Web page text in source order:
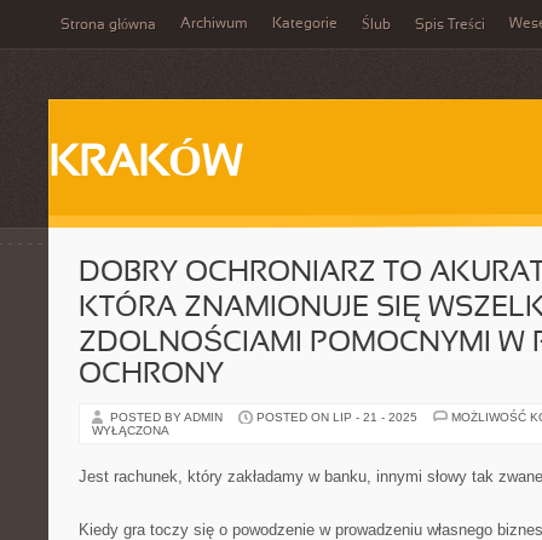
Strona główna Archiwum Kategorie Ślub Spis Treści
KRAKÓW
DOBRY OCHRONIARZ TO
KTÓRA ZNAMIONUJE SIĘ
ZDOLNOŚCIAMI POMOCNYMI W
OCHRONY
POSTED BY ADMIN POSTED ON LIP - 21 - 2025
MOŻLIWOŚĆ
WYŁĄCZONA
Jest rachunek, który zakładamy w banku, innymi słowy tak
Kiedy gra toczy się o powodzenie w prowadzeniu własnego